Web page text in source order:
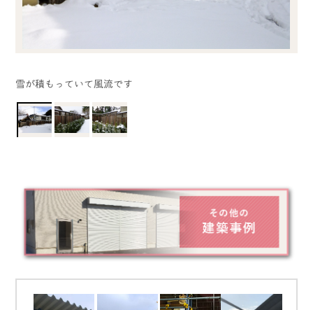
雪が積もっていて風流です